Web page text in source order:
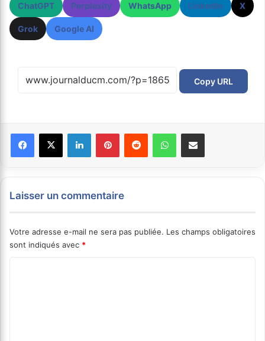
ChatGPT Perplexity WhatsApp LinkedIn X
Grok Google AI
Copy URL
Laisser un commentaire
Votre adresse e-mail ne sera pas publiée. Les champs obligatoires
sont indiqués avec *